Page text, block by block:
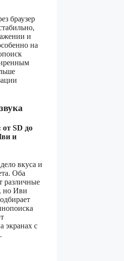
браузер
и
на
SD до
и
вкуса и
Оба
различные
но Иви
экранах с